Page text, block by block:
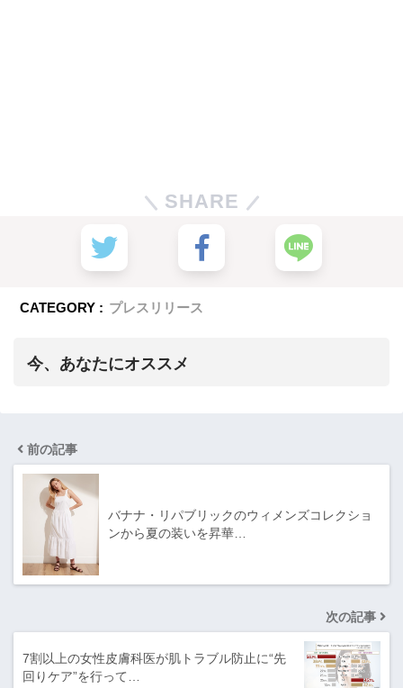
SHARE
CATEGORY : プレスリリース
今、あなたにオススメ
前の記事
バナナ・リパブリックのウィメンズコレクショ
ンから夏の装いを昇華…
次の記事
7割以上の女性皮膚科医が肌トラブル防止に“先
回りケア”を行って…